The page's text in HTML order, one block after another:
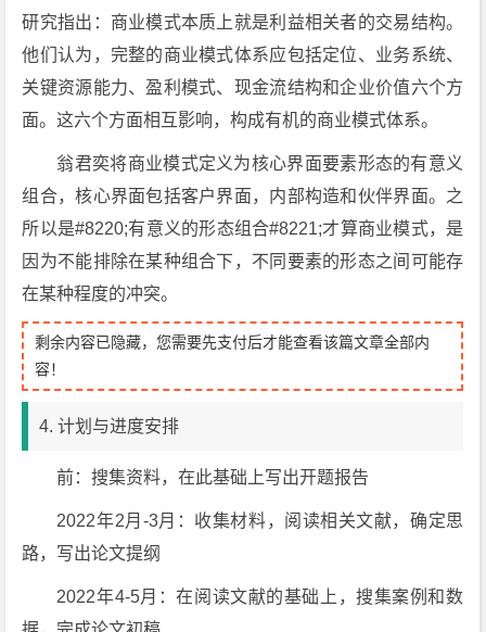
研究指出：商业模式本质上就是利益相关者的交易结构。
他们认为，完整的商业模式体系应包括定位、业务系统、
关键资源能力、盈利模式、现金流结构和企业价值六个方
面。这六个方面相互影响，构成有机的商业模式体系。
翁君奕将商业模式定义为核心界面要素形态的有意义
组合，核心界面包括客户界面，内部构造和伙伴界面。之
所以是#8220;有意义的形态组合#8221;才算商业模式，是
因为不能排除在某种组合下，不同要素的形态之间可能存
在某种程度的冲突。
剩余内容已隐藏，您需要先支付后才能查看该篇文章全部内
容！
4. 计划与进度安排
前：搜集资料，在此基础上写出开题报告
2022年2月-3月：收集材料，阅读相关文献，确定思
路，写出论文提纲
2022年4-5月：在阅读文献的基础上，搜集案例和数